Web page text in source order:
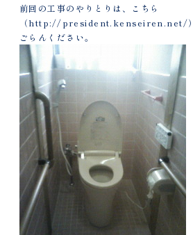
前回の工事のやりとりは、こちら
（http://president.kenseiren.net/）
ごらんください。